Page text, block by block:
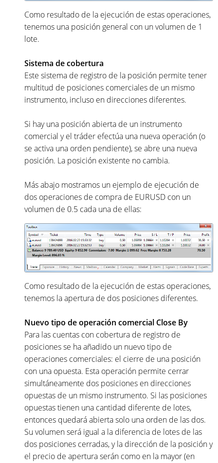
Como resultado de la ejecución de estas operaciones,
tenemos una posición general con un volumen de 1
lote.
Sistema de cobertura
Este sistema de registro de la posición permite tener
multitud de posiciones comerciales de un mismo
instrumento, incluso en direcciones diferentes.
Si hay una posición abierta de un instrumento
comercial y el tráder efectúa una nueva operación (o
se activa una orden pendiente), se abre una nueva
posición. La posición existente no cambia.
Más abajo mostramos un ejemplo de ejecución de
dos operaciones de compra de EURUSD con un
volumen de 0.5 cada una de ellas:
Como resultado de la ejecución de estas operaciones,
tenemos la apertura de dos posiciones diferentes.
Nuevo tipo de operación comercial Close By
Para las cuentas con cobertura de registro de
posiciones se ha añadido un nuevo tipo de
operaciones comerciales: el cierre de una posición
con una opuesta. Esta operación permite cerrar
simultáneamente dos posiciones en direcciones
opuestas de un mismo instrumento. Si las posiciones
opuestas tienen una cantidad diferente de lotes,
entonces quedará abierta solo una orden de las dos.
Su volumen será igual a la diferencia de lotes de las
dos posiciones cerradas, y la dirección de la posición y
el precio de apertura serán como en la mayor (en